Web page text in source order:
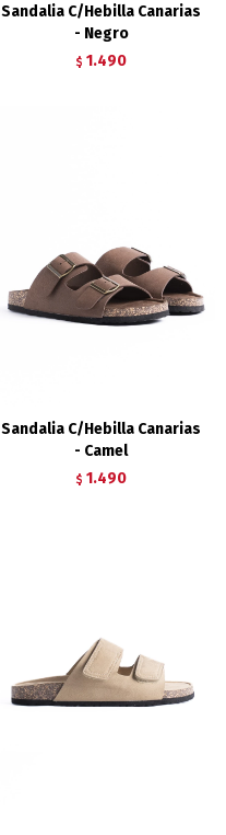
Sandalia C/Hebilla Canarias
- Negro
$ 1.490
Sandalia C/Hebilla Canarias
- Camel
$ 1.490